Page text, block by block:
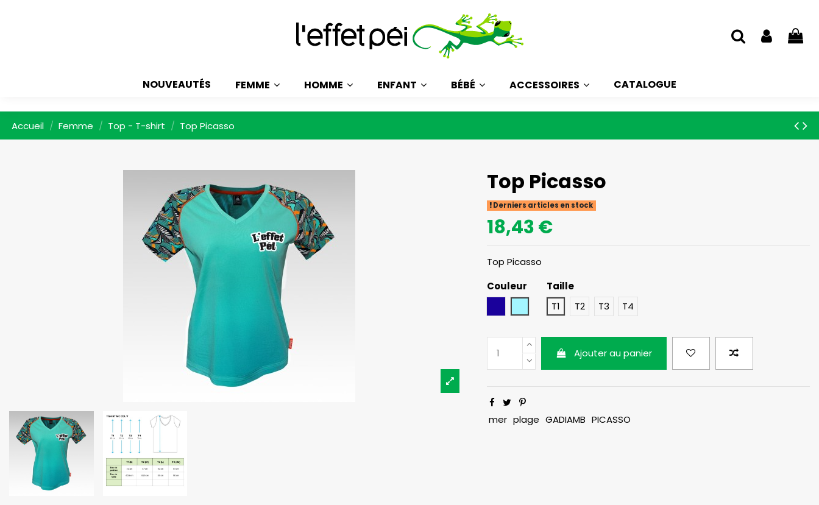
NOUVEAUTÉS FEMME HOMME ENFANT BÉBÉ ACCESSOIRES CATALOGUE
Accueil Femme Top - T-shirt Top Picasso
Top Picasso
Derniers articles en stock
18,43 €
Top Picasso
Couleur
Bleu Clair
Taille
T1
T2 T3 T4
Ajouter au panier
mer plage GADIAMB PICASSO